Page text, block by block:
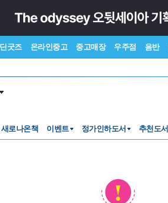
굿즈 온라인중고 중고매장 우주점 음반
새로나온책 이벤트 정가인하도서 추천도서